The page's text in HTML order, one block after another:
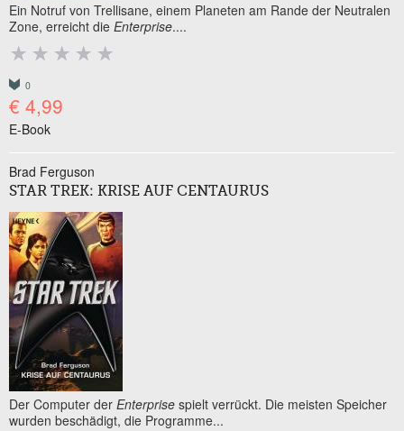
Ein Notruf von Trellisane, einem Planeten am Rande der Neutralen
Zone, erreicht die Enterprise....
0
€ 4,99
E-Book
Brad Ferguson
STAR TREK: KRISE AUF CENTAURUS
Der Computer der Enterprise spielt verrückt. Die meisten Speicher
wurden beschädigt, die Programme...